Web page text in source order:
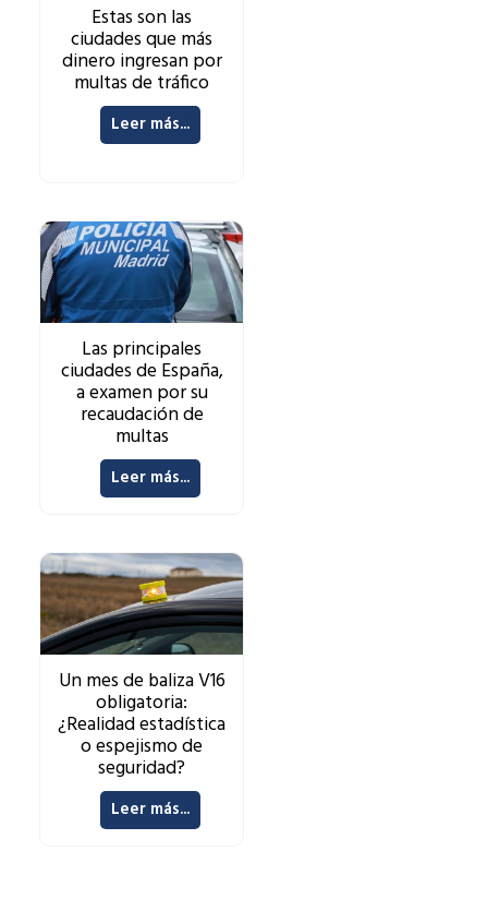
Estas son las
ciudades que más
dinero ingresan por
multas de tráfico
Leer más...
Las principales
ciudades de España,
a examen por su
recaudación de
multas
Leer más...
Un mes de baliza V16
obligatoria:
¿Realidad estadística
o espejismo de
seguridad?
Leer más...